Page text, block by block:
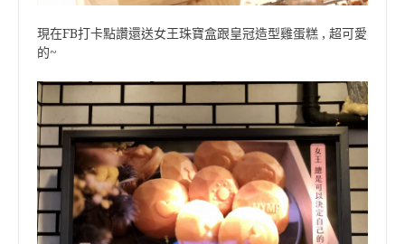
現在FB打卡點讚還送女王珠寶盒跟皇冠造型雞蛋糕 , 超可愛
的~